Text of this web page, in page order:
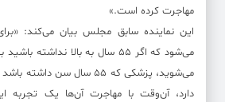
مهاجرت کرده است.»
این نماینده سابق مجلس بیان می‌کند:
می‌شود که اگر ۵۵ سال به بالا
دارد، آن‌وقت با مهاجرت آن‌ها یک تجربه